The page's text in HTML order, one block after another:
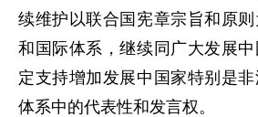
续维护以联合国宪章宗旨和原
和国际体系，继续同广大发展
定支持增加发展中国家特别是
体系中的代表性和发言权。